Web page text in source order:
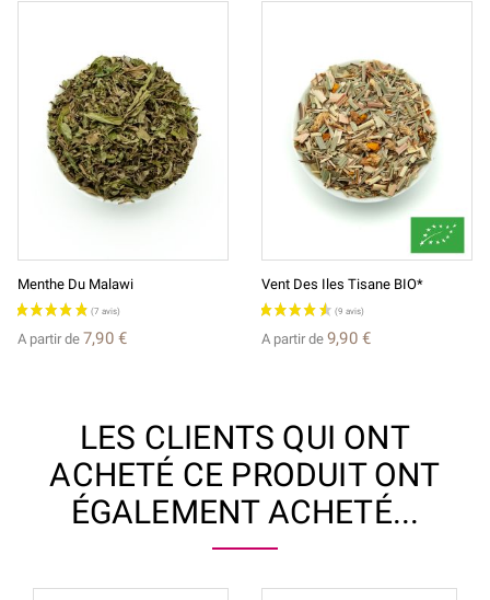
Menthe Du Malawi
A partir de 7,90 €
Vent Des Iles Tisane BIO*
A partir de 9,90 €
LES CLIENTS QUI ONT
ACHETÉ CE PRODUIT ONT
ÉGALEMENT ACHETÉ...